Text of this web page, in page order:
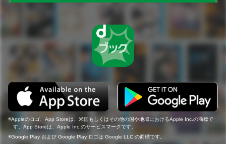
Appleのロゴ、App Storeは、米国もしくはその他の国や地域におけるApple Inc.の商標で
す。App Storeは、Apple Inc.のサービスマークです。
Google Play および Google Play ロゴは Google LLC の商標です。